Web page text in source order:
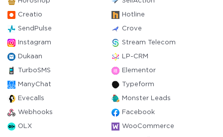
Creatio Hotline
SendPulse Crove
Instagram Stream Telecom
Dukaan LP-CRM
TurboSMS Elementor
ManyChat Typeform
Evecalls Monster Leads
Webhooks Facebook
OLX WooCommerce